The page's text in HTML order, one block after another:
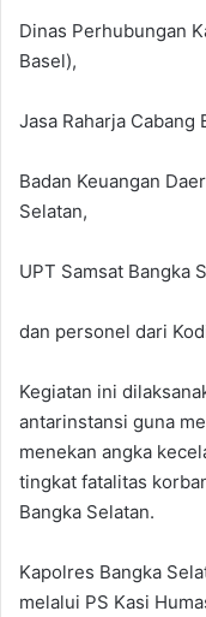
Dinas Perhubungan
Basel),
Jasa Raharja Cabang
Badan Keuangan
Selatan,
UPT Samsat Bangka
dan personel dari
Kegiatan ini
antarinstansi guna
menekan angka
tingkat fatalitas
Bangka Selatan.
Kapolres Bangka
melalui PS Kasi